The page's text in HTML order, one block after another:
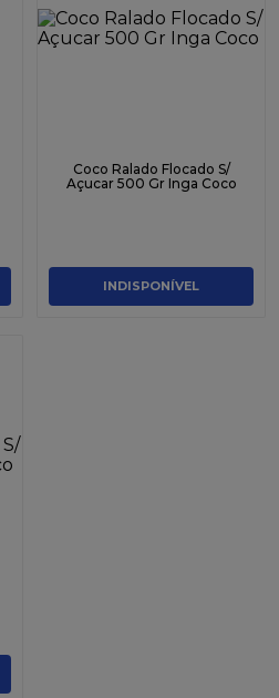
Coco Ralado Flocado S/
Açucar 500 Gr Inga Coco
INDISPONÍVEL